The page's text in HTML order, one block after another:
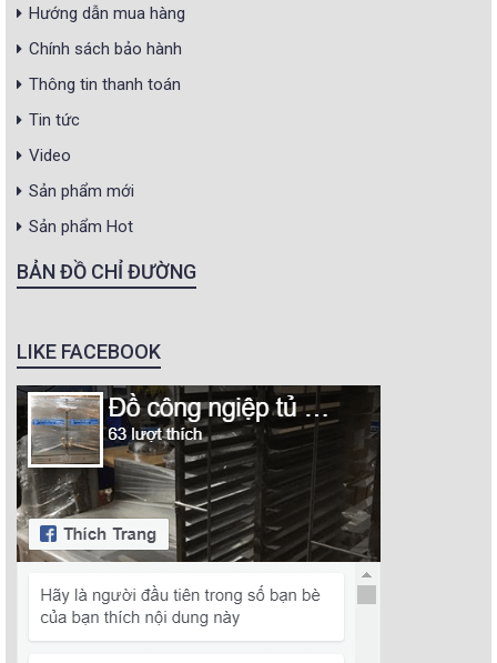
Hướng dẫn mua hàng
Chính sách bảo hành
Thông tin thanh toán
Tin tức
Video
Sản phẩm mới
Sản phẩm Hot
BẢN ĐỒ CHỈ ĐƯỜNG
LIKE FACEBOOK